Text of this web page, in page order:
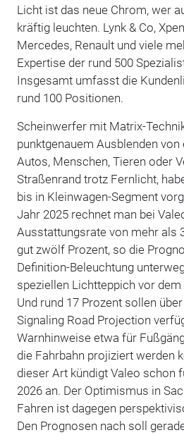
Licht ist das neue Chrom, wer
kräftig leuchten. Lynk & Co,
Mercedes, Renault und viele
Expertise der rund 500
Insgesamt umfasst die
rund 100 Positionen.
Scheinwerfer mit Matrix-
punktgenauem Ausblenden
Autos, Menschen, Tieren oder
Straßenrand trotz Fernlicht,
bis in Kleinwagen-Segment
Jahr 2025 rechnet man bei
Ausstattungsrate von mehr als
gut zwölf Prozent, so die
Definition-Beleuchtung
speziellen Lichtteppich vor
Und rund 17 Prozent sollen
Signaling Road Projection
Warnhinweise etwa für
die Fahrbahn projiziert werden
dieser Art kündigt Valeo schon
2026 an. Der Optimismus in
Fahren ist dagegen
Den Prognosen nach soll